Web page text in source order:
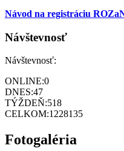
Návod na registráciu
Návštevnosť
Návštevnosť:
ONLINE:0
DNES:47
TÝŽDEŇ:518
CELKOM:1228135
Fotogaléria